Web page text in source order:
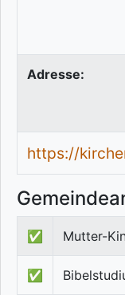
Adresse:
https://
✅ Mutter-
✅